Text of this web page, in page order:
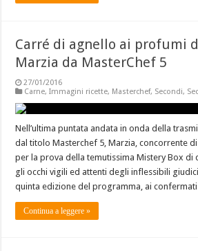
Carré di agnello ai profumi
Marzia da MasterChef 5
27/01/2016
Carne,Immagini ricette, Masterchef, Secondi,
Nell’ultima puntata andata in onda della
dal titolo Masterchef 5, Marzia, concorrente
per la prova della temutissima Mistery Box di
gli occhi vigili ed attenti degli inflessibili
quinta edizione del programma, ai
Continua a leggere »